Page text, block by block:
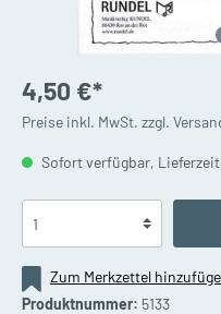
4,50 €*
Preise inkl. MwSt. zzgl.
Sofort verfügbar, Lieferzeit
Zum Merkzettel
Produktnummer: 5133